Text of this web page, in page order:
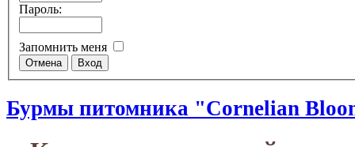
Пароль:
Запомнить меня
Бурмы питомника "Cornelian